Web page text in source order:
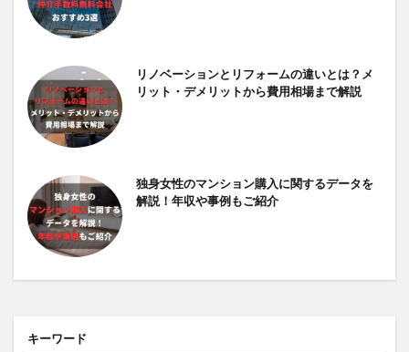
リノベーションとリフォームの違いとは？メ
リット・デメリットから費用相場まで解説
独身女性のマンション購入に関するデータを
解説！年収や事例もご紹介
キーワード